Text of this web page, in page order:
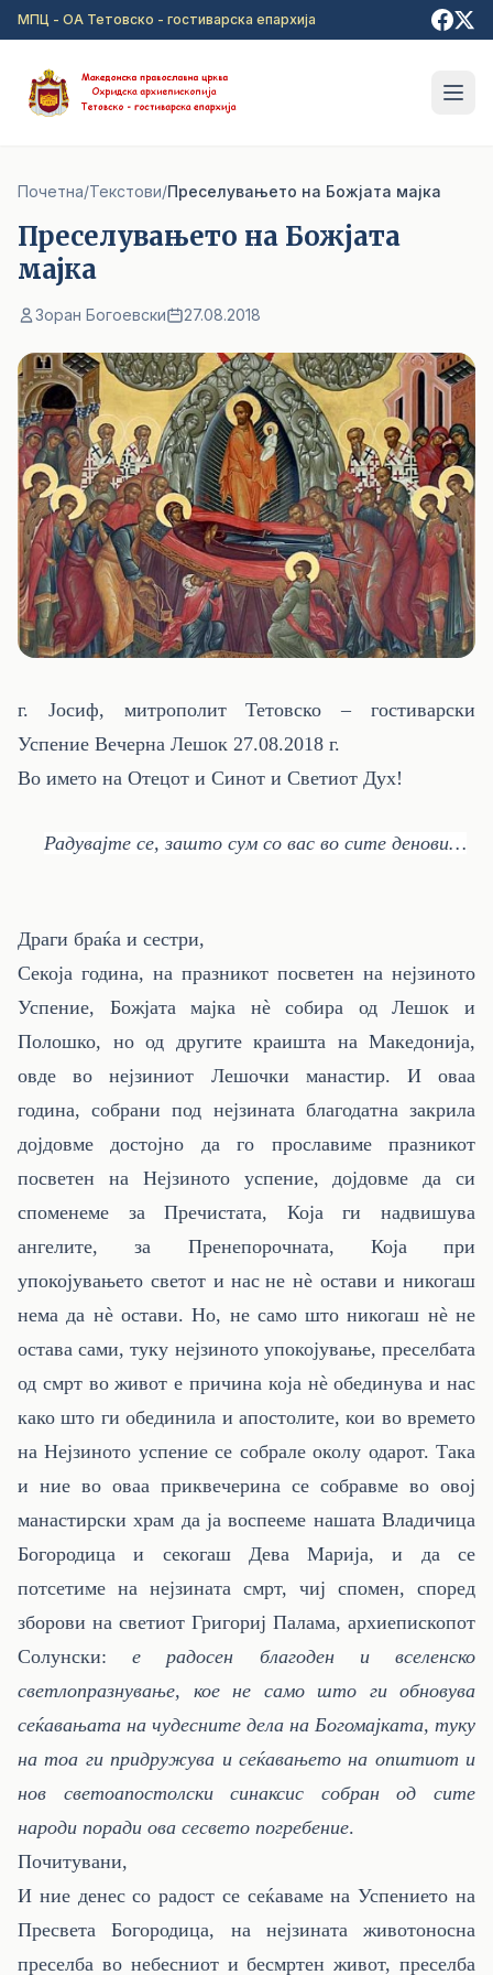
Прејди на главна содржина
МПЦ - ОА Тетовско - гостиварска епархија
Почетна/Текстови/Преселувањето на Божјата мајка
Преселувањето на Божјата
мајка
Зоран Богоевски 27.08.2018
г. Јосиф, митрополит Тетовско – гостиварски
Успение Вечерна Лешок 27.08.2018 г.
Во името на Отецот и Синот и Светиот Дух!
Радувајте се, зашто сум со вас во сите денови…
Драги браќа и сестри,
Секоја година, на празникот посветен на нејзиното
Успение, Божјата мајка нè собира од Лешок и
Полошко, но од другите краишта на Македонија,
овде во нејзиниот Лешочки манастир. И оваа
година, собрани под нејзината благодатна закрила
дојдовме достојно да го прославиме празникот
посветен на Нејзиното успение, дојдовме да си
споменеме за Пречистата, Која ги надвишува
ангелите, за Пренепорочната, Која при
упокојувањето светот и нас не нè остави и никогаш
нема да нè остави. Но, не само што никогаш нè не
остава сами, туку нејзиното упокојување, преселбата
од смрт во живот е причина која нè обединува и нас
како што ги обединила и апостолите, кои во времето
на Нејзиното успение се собрале околу одарот. Така
и ние во оваа приквечерина се собравме во овој
манастирски храм да ја воспееме нашата Владичица
Богородица и секогаш Дева Марија, и да се
потсетиме на нејзината смрт, чиј спомен, според
зборови на светиот Григориј Палама, архиепископот
Солунски:е радосен благоден и вселенско
светлопразнување, кое не само што ги обновува
сеќавањата на чудесните дела на Богомајката, туку
на тоа ги придружува и сеќавањето на општиот и
нов светоапостолски синаксис собран од сите
народи поради ова сесвето погребение.
Почитувани,
И ние денес со радост се сеќаваме на Успението на
Пресвета Богородица, на нејзината животоносна
преселба во небесниот и бесмртен живот, преселба